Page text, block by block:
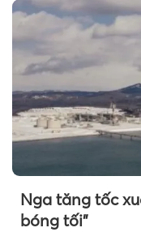
Nga tăng tốc
bóng tối"